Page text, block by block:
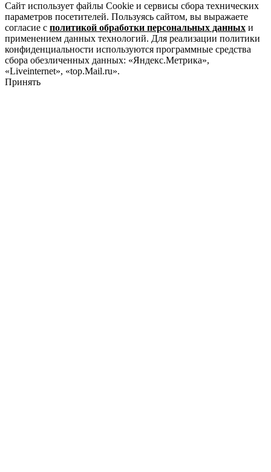
Сайт использует файлы Cookie и сервисы сбора технических
параметров посетителей. Пользуясь сайтом, вы выражаете
согласие с политикой обработки персональных данных и
применением данных технологий. Для реализации политики
конфиденциальности используются программные средства
сбора обезличенных данных: «Яндекс.Метрика»,
«Liveinternet», «top.Mail.ru».
Принять